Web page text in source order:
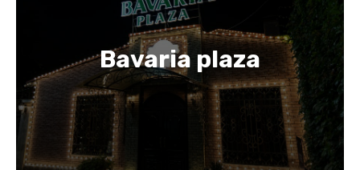
Bavaria plaza